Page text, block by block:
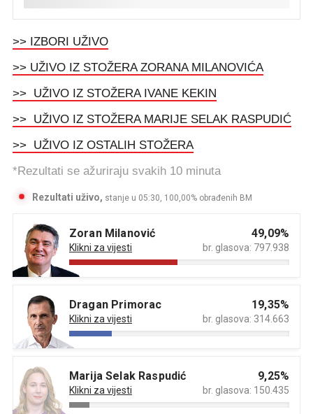
>> IZBORI UŽIVO
>> UŽIVO IZ STOŽERA ZORANA MILANOVIĆA
>> UŽIVO IZ STOŽERA IVANE KEKIN
>> UŽIVO IZ STOŽERA MARIJE SELAK RASPUDIĆ
>> UŽIVO IZ OSTALIH STOŽERA
*Rezultati se ažuriraju svakih 10 minuta